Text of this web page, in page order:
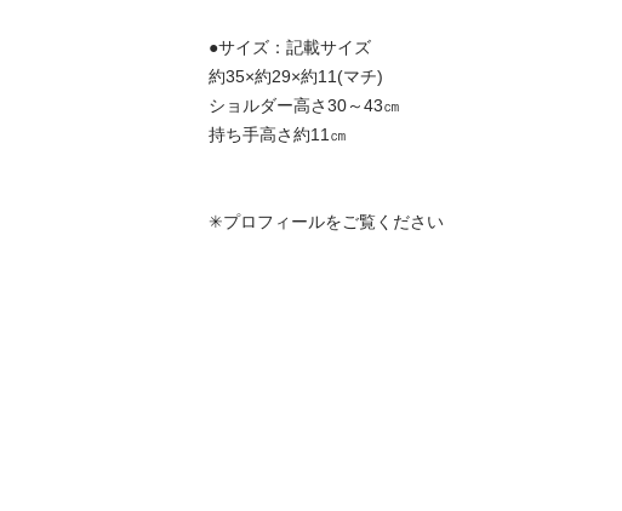
●サイズ：記載サイズ
約35×約29×約11(マチ)
ショルダー高さ30～43㎝
持ち手高さ約11㎝
✳︎プロフィールをご覧ください